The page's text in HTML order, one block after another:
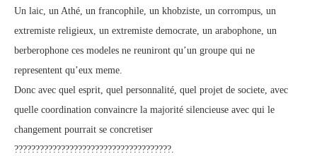
Un laic, un Athé, un francophile, un khobziste, un corrompus, un
extremiste religieux, un extremiste democrate, un arabophone, un
berberophone ces modeles ne reuniront qu’un groupe qui ne
representent qu’eux meme.
Donc avec quel esprit, quel personnalité, quel projet de societe, avec
quelle coordination convaincre la majorité silencieuse avec qui le
changement pourrait se concretiser
?????????????????????????????????????.